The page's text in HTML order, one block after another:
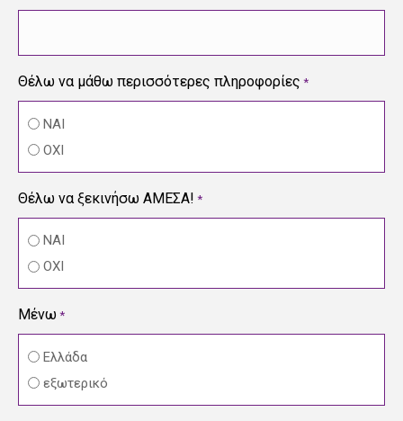
Θέλω να μάθω περισσότερες πληροφορίες *
ΝΑΙ
ΟΧΙ
Θέλω να ξεκινήσω ΑΜΕΣΑ! *
ΝΑΙ
ΟΧΙ
Μένω *
Ελλάδα
εξωτερικό